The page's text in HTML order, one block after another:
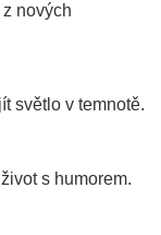
nových
světlo v temnotě.
s humorem.